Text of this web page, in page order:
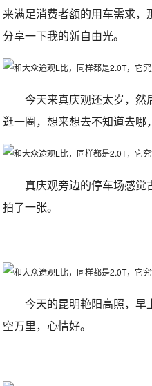
来满足消费者额的用车需求
分享一下我的新自由光。
今天来真庆观还太岁，
逛一圈，想来想去不知道去哪
真庆观旁边的停车场感
拍了一张。
今天的昆明艳阳高照，
空万里，心情好。